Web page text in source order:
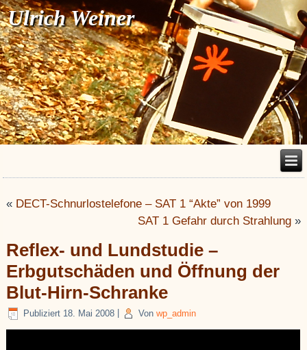
Ulrich Weiner
« DECT-Schnurlostelefone – SAT 1 “Akte” von 1999
SAT 1 Gefahr durch Strahlung»
Reflex- und Lundstudie –
Erbgutschäden und Öffnung der
Blut-Hirn-Schranke
Publiziert 18. Mai 2008 Von wp_admin